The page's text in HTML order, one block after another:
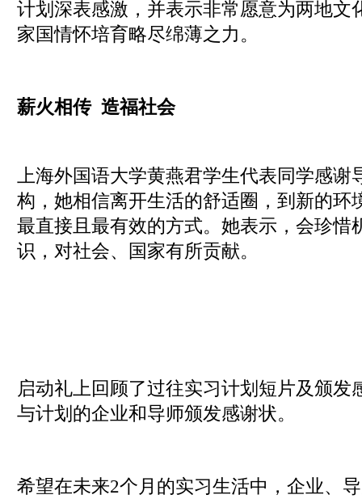
计划深表感激，并表示非常愿意为两地文
家国情怀培育略尽绵薄之力。
薪火相传 造福社会
上海外国语大学黄燕君学生代表同学感谢
构，她相信离开生活的舒适圈，到新的环
最直接且最有效的方式。她表示，会珍惜
识，对社会、国家有所贡献。
启动礼上回顾了过往实习计划短片及颁发
与计划的企业和导师颁发感谢状。
希望在未来2个月的实习生活中，企业、